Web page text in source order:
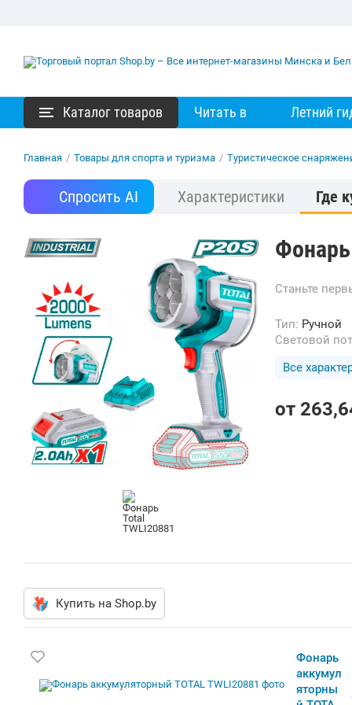
Каталог товаров Читать в Летний
Главная / Товары для спорта и туризма / Туристическое
Спросить AI Характеристики Где
Фонарь
Станьте
Тип: Ручной
Световой
Все
от
Купить на Shop.by
TWLI20881